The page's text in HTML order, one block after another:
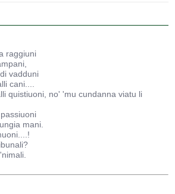
raggiuni
vadduni
cani....
quistiuoni, no' 'mu cundanna viatu li
mani.